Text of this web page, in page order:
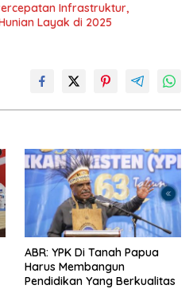
Infrastruktur,
Layak di 2025
ABR: YPK Di Tanah Papua
Harus Membangun
Pendidikan Yang Berkualitas